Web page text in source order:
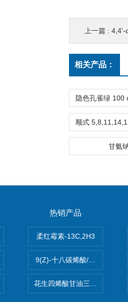
上一篇 : 4,4'-
相关产品：
甘氨
热销产品
柔红霉素-13C,2H3
9(Z)-十八碳烯酸/油酸
花生四烯酸甘油三酯(顺式-